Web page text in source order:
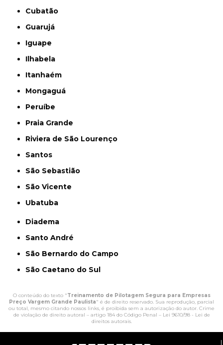
Cubatão
Guarujá
Iguape
Ilhabela
Itanhaém
Mongaguá
Peruíbe
Praia Grande
Riviera de São Lourenço
Santos
São Sebastião
São Vicente
Ubatuba
Diadema
Santo André
São Bernardo do Campo
São Caetano do Sul
O conteúdo do texto "Treinamento de Pilotagem Segura para Empresas
Preço Vargem Grande Paulista" é de direito reservado. Sua reprodução, parcial
ou total, mesmo citando nossos links, é proibida sem a autorização do autor. Crime
de violação de direito autoral – artigo 184 do Código Penal – Lei 9610/98 - Lei de
direitos autorais.